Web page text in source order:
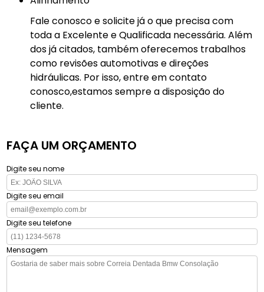
Fale conosco e solicite já o que precisa com
toda a Excelente e Qualificada necessária. Além
dos já citados, também oferecemos trabalhos
como revisões automotivas e direções
hidráulicas. Por isso, entre em contato
conosco,estamos sempre a disposição do
cliente.
FAÇA UM ORÇAMENTO
Digite seu nome
Digite seu email
Digite seu telefone
Mensagem